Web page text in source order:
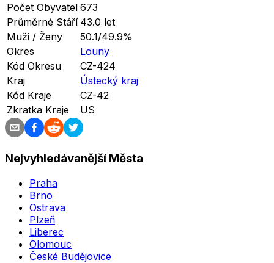
Počet Obyvatel 673
Průměrné Stáří 43.0 let
Muži / Ženy
50.1/49.9%
Okres
Louny
Kód Okresu
CZ-424
Kraj
Ústecký kraj
Kód Kraje
CZ-42
Zkratka Kraje
US
Nejvyhledávanější Města
Praha
Brno
Ostrava
Plzeň
Liberec
Olomouc
České Budějovice